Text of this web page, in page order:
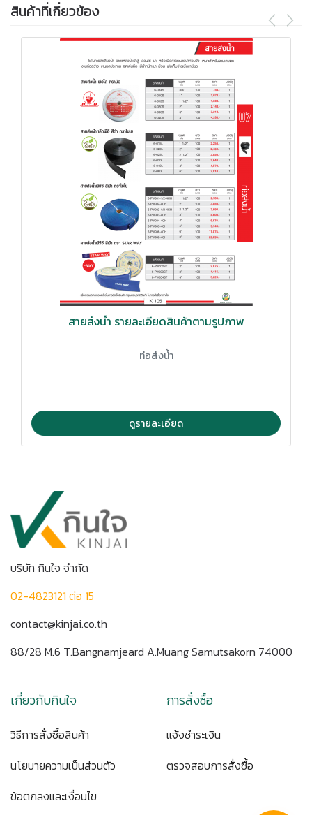
สินค้าที่เกี่ยวข้อง
สายส่งน้ำ รายละเอียดสินค้าตามรูปภาพ
ท่อส่งน้ำ
ดูรายละเอียด
บริษัท กินใจ จำกัด
02-4823121 ต่อ 15
contact@kinjai.co.th
88/28 M.6 T.Bangnamjeard A.Muang Samutsakorn 74000
เกี่ยวกับกินใจ
วิธีการสั่งซื้อสินค้า
นโยบายความเป็นส่วนตัว
ข้อตกลงและเงื่อนไข
การสั่งซื้อ
แจ้งชำระเงิน
ตรวจสอบการสั่งซื้อ